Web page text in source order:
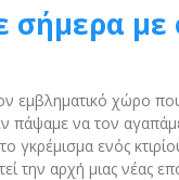
σήμερα με
εμβληματικό χώρο
πάψαμε να τον
γκρέμισμα ενός
την αρχή μιας νέας